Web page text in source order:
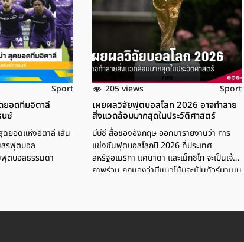
Sport
ยอดทีมอิตาลี
นซ์
ดยอดแห่งอิตาลี เส้น
สรฟุตบอล
ตบอลธรรมดา
205 views Sport
เผยผลวิจัยฟุตบอลโลก 2026 อาจทำลาย
สิ่งแวดล้อมมากสุดในประวัติศาสตร์
บีบีซี สื่อของอังกฤษ ออกมารายงานว่า การ
แข่งขันฟุตบอลโลกปี 2026 ที่ประเทศ
สหรัฐอเมริกา แคนาดา และเม็กซิโก จะเป็นเจ้า
ภาพร่วม ถูกมองว่ามีแนวโน้มจะเป็นทัวร์นาเมน